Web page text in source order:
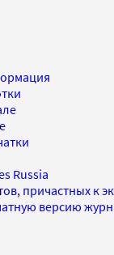
Russia
причастных к
версию